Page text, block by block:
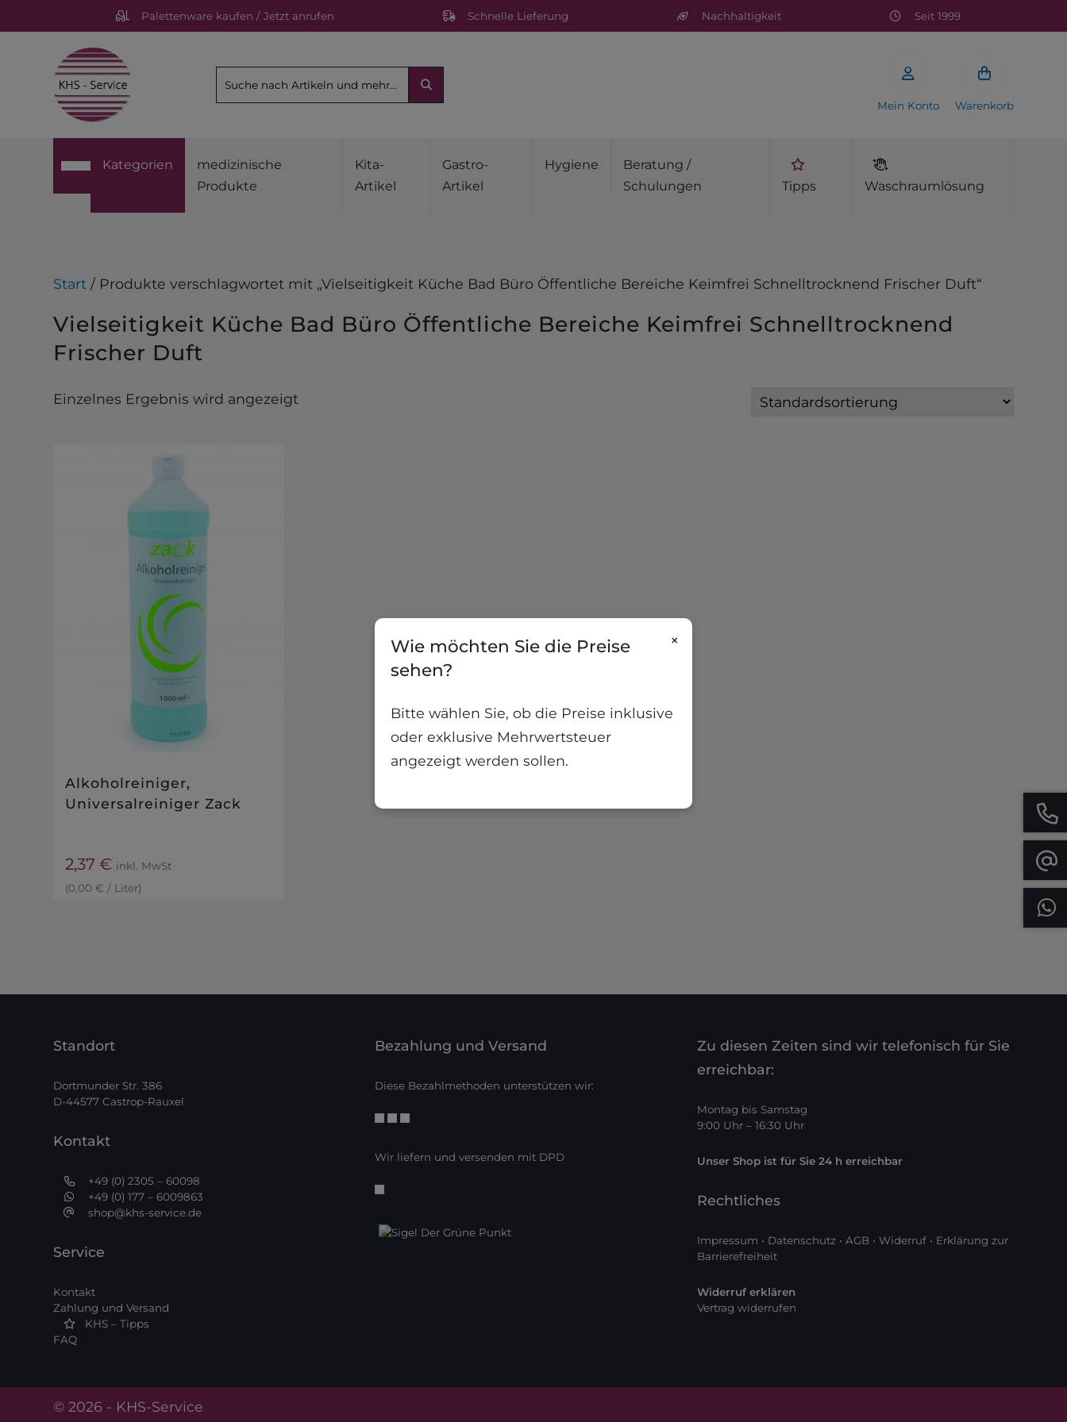
×
Wie möchten Sie die Preise
sehen?
Bitte wählen Sie, ob die Preise inklusive
oder exklusive Mehrwertsteuer
angezeigt werden sollen.
Palettenware kaufen / Jetzt anrufen Schnelle Lieferung Nachhaltigkeit Seit 1999
Mein Konto Warenkorb
Kategorien
medizinische
Produkte
Kita-
Artikel
Gastro-
Artikel
Hygiene
Beratung /
Schulungen
Tipps Waschraumlösung
Start / Produkte verschlagwortet mit „Vielseitigkeit Küche Bad Büro Öffentliche Bereiche Keimfrei Schnelltrocknend Frischer Duft“
Vielseitigkeit Küche Bad Büro Öffentliche Bereiche Keimfrei Schnelltrocknend
Frischer Duft
Einzelnes Ergebnis wird angezeigt
Alkoholreiniger,
Universalreiniger Zack
2,37€ inkl. MwSt
(0,00€ / Liter)
Standort
Dortmunder Str. 386
D-44577 Castrop-Rauxel
Kontakt
+49 (0) 2305 – 60098
+49 (0) 177 – 6009863
shop@khs-service.de
Service
Kontakt
Zahlung und Versand
KHS – Tipps
FAQ
Bezahlung und Versand
Diese Bezahlmethoden unterstützen wir:
Wir liefern und versenden mit DPD
Zu diesen Zeiten sind wir telefonisch für Sie
erreichbar:
Montag bis Samstag
9:00 Uhr – 16:30 Uhr
Unser Shop ist für Sie 24 h erreichbar
Rechtliches
Impressum • Datenschutz • AGB• Widerruf• Erklärung zur
Barrierefreiheit
Widerruf erklären
Vertrag widerrufen
© 2026 - KHS-Service